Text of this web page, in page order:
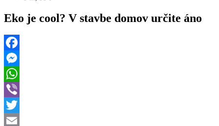
Eko je cool? V stavbe domov určite áno
Facebook
Messenger
WhatsApp
Viber
Twitter